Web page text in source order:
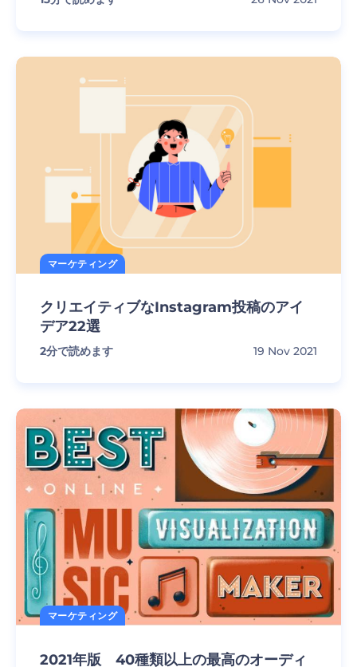
マーケティング
クリエイティブなInstagram投稿のアイ
デア22選
2分で読めます 19 Nov 2021
マーケティング
2021年版 40種類以上の最高のオーディ